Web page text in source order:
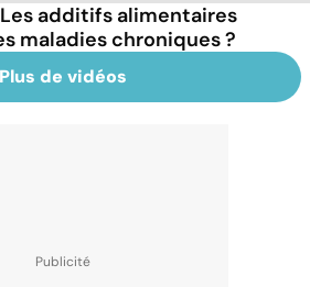
additifs alimentaires
maladies chroniques ?
Plus de vidéos